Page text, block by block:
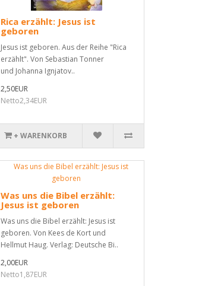
Rica erzählt: Jesus ist
geboren
Jesus ist geboren. Aus der Reihe "Rica
erzählt". Von Sebastian Tonner
und Johanna Ignjatov..
2,50EUR
Netto2,34EUR
+ WARENKORB
Was uns die Bibel erzählt:
Jesus ist geboren
Was uns die Bibel erzählt: Jesus ist
geboren. Von Kees de Kort und
Hellmut Haug. Verlag: Deutsche Bi..
2,00EUR
Netto1,87EUR